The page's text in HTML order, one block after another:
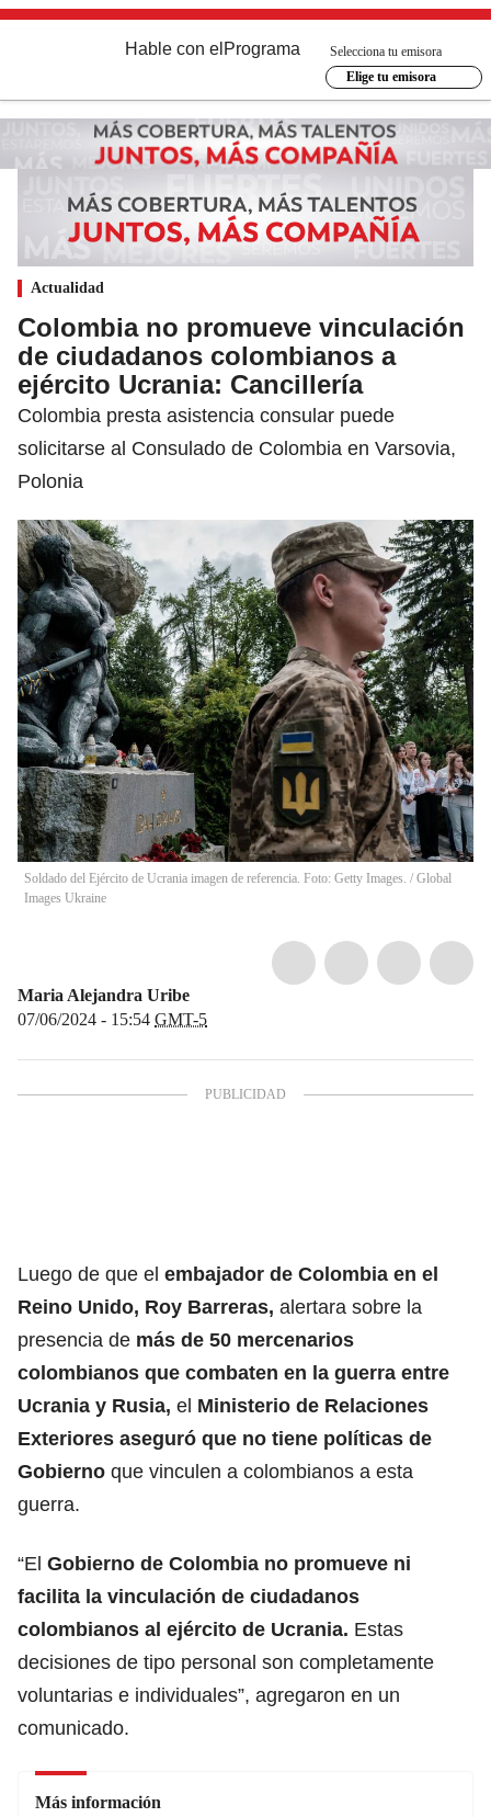
Hable con el Programa
Selecciona tu emisora
Elige tu emisora
Actualidad
Colombia no promueve vinculación
de ciudadanos colombianos a
ejército Ucrania: Cancillería
Colombia presta asistencia consular puede
solicitarse al Consulado de Colombia en Varsovia,
Polonia
Soldado del Ejército de Ucrania imagen de referencia. Foto: Getty Images. / Global
Images Ukraine
Maria Alejandra Uribe
07/06/2024 - 15:54 GMT-5
Luego de que el embajador de Colombia en el
Reino Unido, Roy Barreras, alertara sobre la
presencia de más de 50 mercenarios
colombianos que combaten en la guerra entre
Ucrania y Rusia, el Ministerio de Relaciones
Exteriores aseguró que no tiene políticas de
Gobierno que vinculen a colombianos a esta
guerra.
“El Gobierno de Colombia no promueve ni
facilita la vinculación de ciudadanos
colombianos al ejército de Ucrania. Estas
decisiones de tipo personal son completamente
voluntarias e individuales”, agregaron en un
comunicado.
Más información